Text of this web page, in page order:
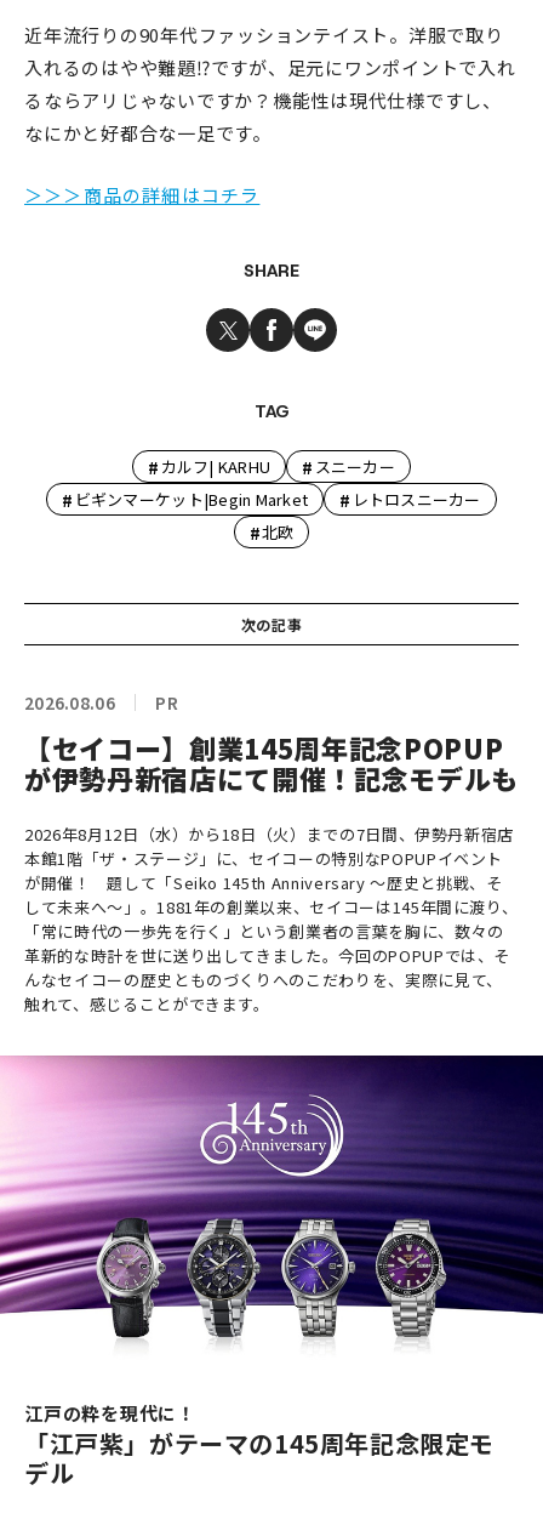
近年流行りの90年代ファッションテイスト。洋服で取り
入れるのはやや難題⁉︎ですが、足元にワンポイントで入れ
るならアリじゃないですか？機能性は現代仕様ですし、
なにかと好都合な一足です。
＞＞＞商品の詳細はコチラ
SHARE
TAG
# カルフ| KARHU # スニーカー
# ビギンマーケット|Begin Market # レトロスニーカー
#北欧
次の記事
2026.08.06 PR
【セイコー】創業145周年記念POPUP
が伊勢丹新宿店にて開催！記念モデルも
2026年8月12日（水）から18日（火）までの7日間、伊勢丹新宿店
本館1階「ザ・ステージ」に、セイコーの特別なPOPUPイベント
が開催！ 題して「Seiko 145th Anniversary ～歴史と挑戦、そ
して未来へ～」。1881年の創業以来、セイコーは145年間に渡り、
「常に時代の一歩先を行く」という創業者の言葉を胸に、数々の
革新的な時計を世に送り出してきました。今回のPOPUPでは、そ
んなセイコーの歴史とものづくりへのこだわりを、実際に見て、
触れて、感じることができます。
江戸の粋を現代に！
「江戸紫」がテーマの145周年記念限定モ
デル